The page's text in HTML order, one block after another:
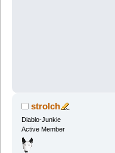
strolch
Diablo-Junkie
Active Member